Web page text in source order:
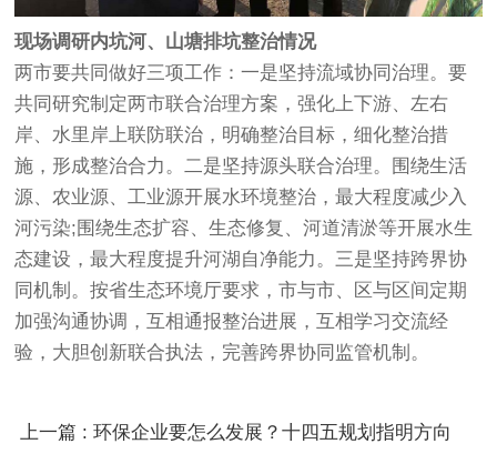
现场调研内坑河、山塘排坑整治情况
两市要共同做好三项工作：一是坚持流域协同治理。要
共同研究制定两市联合治理方案，强化上下游、左右
岸、水里岸上联防联治，明确整治目标，细化整治措
施，形成整治合力。二是坚持源头联合治理。围绕生活
源、农业源、工业源开展水环境整治，最大程度减少入
河污染;围绕生态扩容、生态修复、河道清淤等开展水生
态建设，最大程度提升河湖自净能力。三是坚持跨界协
同机制。按省生态环境厅要求，市与市、区与区间定期
加强沟通协调，互相通报整治进展，互相学习交流经
验，大胆创新联合执法，完善跨界协同监管机制。
上一篇 : 环保企业要怎么发展？十四五规划指明方向